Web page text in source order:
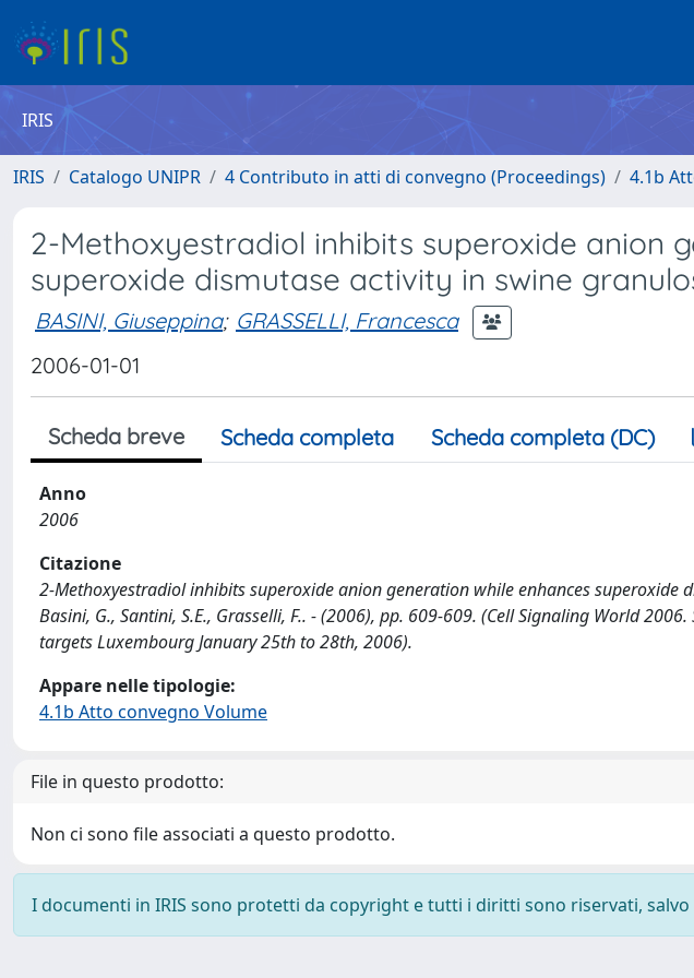
IRIS
IRIS Catalogo UNIPR 4 Contributo in atti di convegno (Proceedings) 4.1b
2-Methoxyestradiol inhibits superoxide anion
superoxide dismutase activity in swine
BASINI, Giuseppina; GRASSELLI, Francesca
2006-01-01
Scheda breve Scheda completa Scheda completa (DC)
Anno
2006
Citazione
2-Methoxyestradiol inhibits superoxide anion generation while enhances superoxide
Basini, G., Santini, S.E., Grasselli, F.. - (2006), pp. 609-609. (Cell Signaling World
targets Luxembourg January 25th to 28th, 2006).
Appare nelle tipologie:
4.1b Atto convegno Volume
File in questo prodotto:
Non ci sono file associati a questo prodotto.
I documenti in IRIS sono protetti da copyright e tutti i diritti sono riservati, salvo